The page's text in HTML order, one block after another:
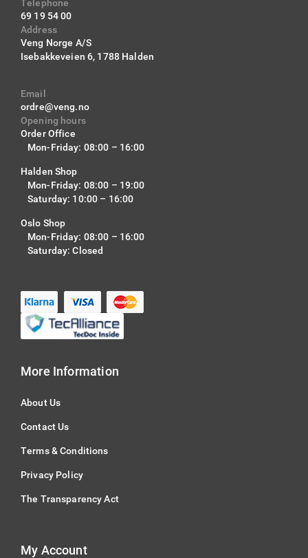
69 19 54 00
Address
Veng Norge A/S
Isebakkeveien 6, 1788 Halden
Email
ordre@veng.no
Opening hours
Order Office
Mon-Friday: 08:00 – 16:00
Halden Shop
Mon-Friday: 08:00 – 19:00
Saturday: 10:00 – 16:00
Oslo Shop
Mon-Friday: 08:00 – 16:00
Saturday: Closed
More Information
About Us
Contact Us
Terms & Conditions
Privacy Policy
The Transparency Act
My Account